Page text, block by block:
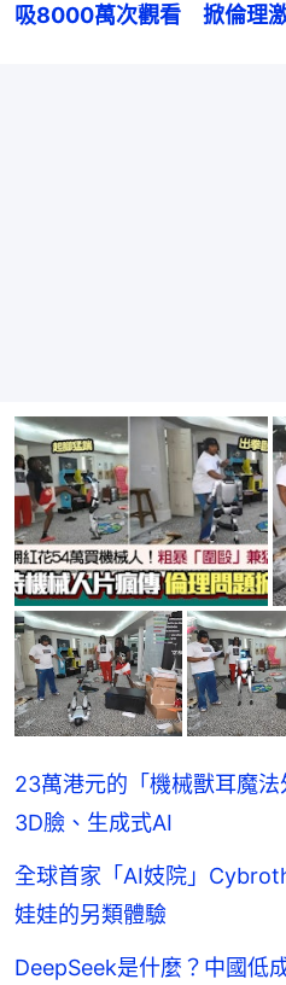
吸8000萬次觀看　掀倫理
23萬港元的「機械獸耳魔
3D臉、生成式AI
全球首家「AI妓院」
娃娃的另類體驗
DeepSeek是什麼？中國